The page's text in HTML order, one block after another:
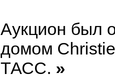
Аукцион был
домом
ТАСС. »